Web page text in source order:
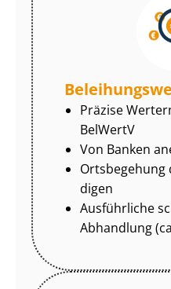
Präzise
BelWertV
Von Banken
di­gen
Ausführliche
Abhandlung